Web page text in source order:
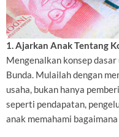
1. Ajarkan Anak Tentang
Mengenalkan konsep
Bunda. Mulailah dengan
usaha, bukan hanya
seperti pendapatan,
anak memahami